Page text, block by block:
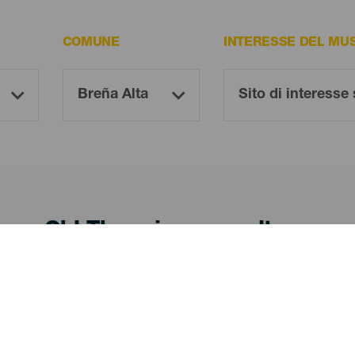
COMUNE INTERESSE DEL
Oh! There is no results ...